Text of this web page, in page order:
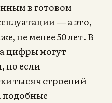
в готовом
— а это,
не менее 50 лет. В
цифры могут
но если
тысяч строений
подобные